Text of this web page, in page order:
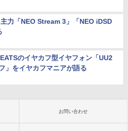
力「NEO Stream 3」「NEO iDSD
のイヤカフ型イヤフォン「UU2
」をイヤカフマニアが語る
お問い合わせ